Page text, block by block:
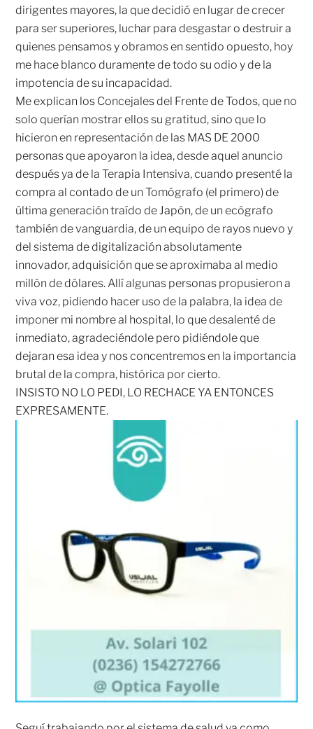
dirigentes mayores, la que decidió en lugar de crecer
para ser superiores, luchar para desgastar o destruir a
quienes pensamos y obramos en sentido opuesto, hoy
me hace blanco duramente de todo su odio y de la
impotencia de su incapacidad.
Me explican los Concejales del Frente de Todos, que no
solo querían mostrar ellos su gratitud, sino que lo
hicieron en representación de las MAS DE 2000
personas que apoyaron la idea, desde aquel anuncio
después ya de la Terapia Intensiva, cuando presenté la
compra al contado de un Tomógrafo (el primero) de
última generación traído de Japón, de un ecógrafo
también de vanguardia, de un equipo de rayos nuevo y
del sistema de digitalización absolutamente
innovador, adquisición que se aproximaba al medio
millón de dólares. Allí algunas personas propusieron a
viva voz, pidiendo hacer uso de la palabra, la idea de
imponer mi nombre al hospital, lo que desalenté de
inmediato, agradeciéndole pero pidiéndole que
dejaran esa idea y nos concentremos en la importancia
brutal de la compra, histórica por cierto.
INSISTO NO LO PEDI, LO RECHACE YA ENTONCES
EXPRESAMENTE.